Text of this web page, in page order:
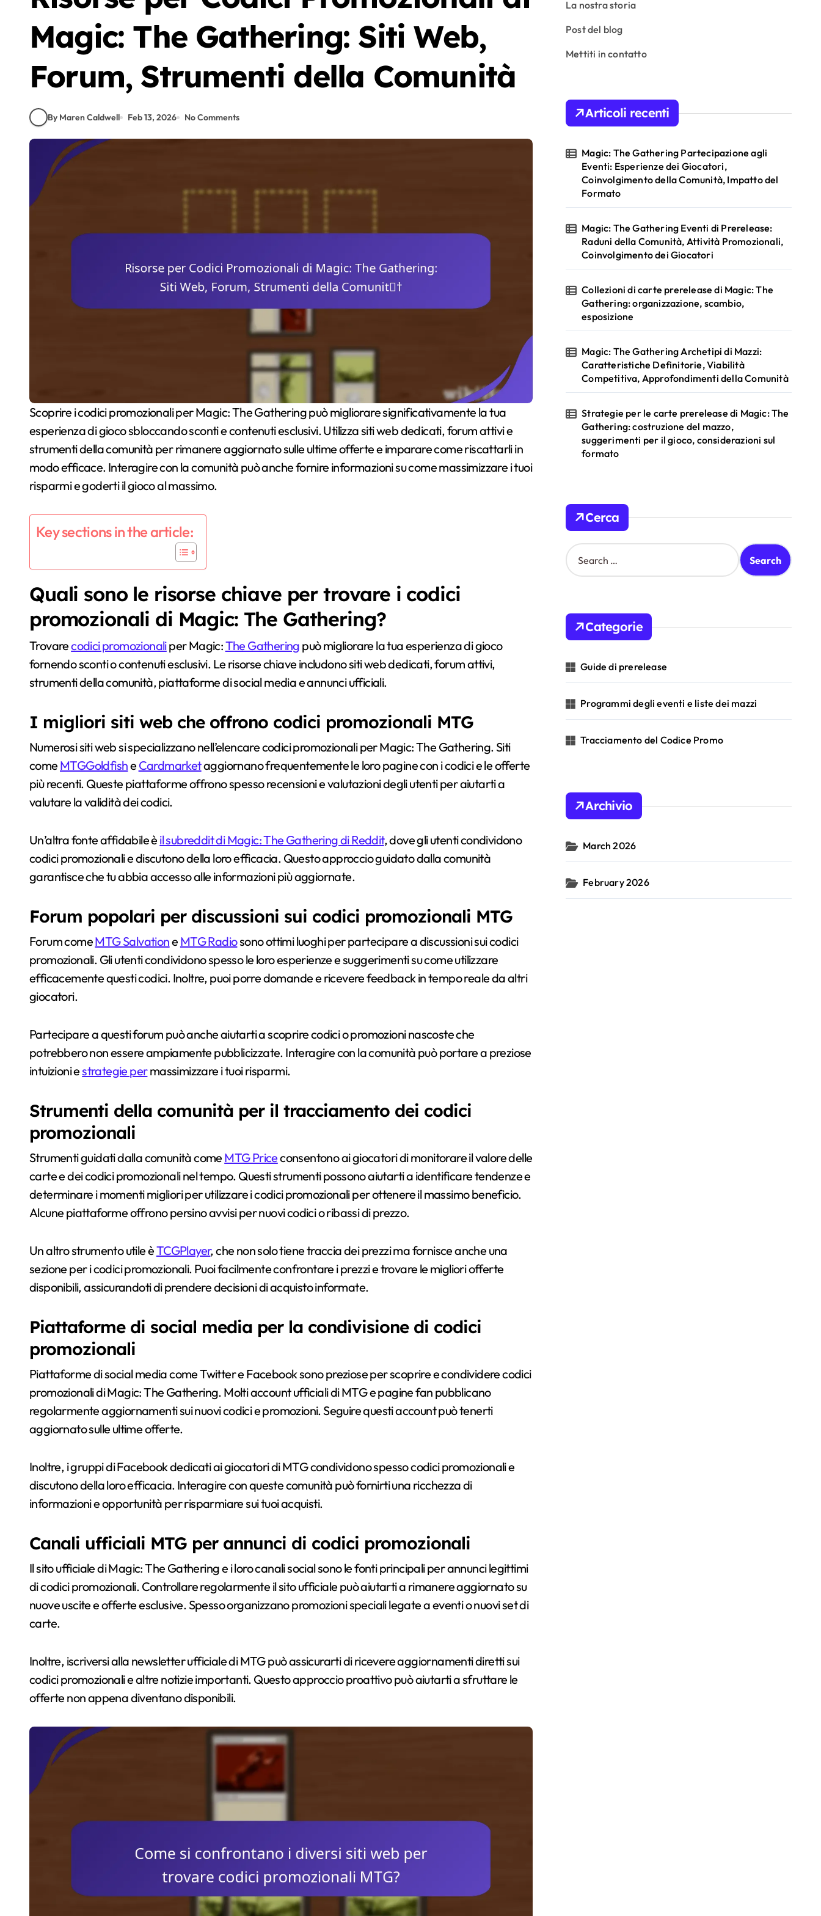
Magic: The Gathering: Siti Web,
Forum, Strumenti della Comunità
By Maren Caldwell Feb 13, 2026 No Comments
Scoprire i codici promozionali per Magic: The Gathering può migliorare significativamente la tua
esperienza di gioco sbloccando sconti e contenuti esclusivi. Utilizza siti web dedicati, forum attivi e
strumenti della comunità per rimanere aggiornato sulle ultime offerte e imparare come riscattarli in
modo efficace. Interagire con la comunità può anche fornire informazioni su come massimizzare i tuoi
risparmi e goderti il gioco al massimo.
Key sections in the article:
Quali sono le risorse chiave per trovare i codici
promozionali di Magic: The Gathering?
Trovarecodici promozionaliper Magic:The Gathering può migliorare la tua esperienza di gioco
fornendo sconti o contenuti esclusivi. Le risorse chiave includono siti web dedicati, forum attivi,
strumenti della comunità, piattaforme di social media e annunci ufficiali.
I migliori siti web che offrono codici promozionali MTG
Numerosi siti web si specializzano nell’elencare codici promozionali per Magic: The Gathering. Siti
come MTGGoldfishe Cardmarketaggiornano frequentemente le loro pagine con i codici e le offerte
più recenti. Queste piattaforme offrono spesso recensioni e valutazioni degli utenti per aiutarti a
valutare la validità dei codici.
Un’altra fonte affidabile è il subreddit di Magic: The Gathering di Reddit, dove gli utenti condividono
codici promozionali e discutono della loro efficacia. Questo approccio guidato dalla comunità
garantisce che tu abbia accesso alle informazioni più aggiornate.
Forum popolari per discussioni sui codici promozionali MTG
Forum comeMTG Salvatione MTG Radiosono ottimi luoghi per partecipare a discussioni sui codici
promozionali. Gli utenti condividono spesso le loro esperienze e suggerimenti su come utilizzare
efficacemente questi codici. Inoltre, puoi porre domande e ricevere feedback in tempo reale da altri
giocatori.
Partecipare a questi forum può anche aiutarti a scoprire codici o promozioni nascoste che
potrebbero non essere ampiamente pubblicizzate. Interagire con la comunità può portare a preziose
intuizioni estrategie permassimizzare i tuoi risparmi.
Strumenti della comunità per il tracciamento dei codici
promozionali
Strumenti guidati dalla comunità come MTG Priceconsentono ai giocatori di monitorare il valore delle
carte e dei codici promozionali nel tempo. Questi strumenti possono aiutarti a identificare tendenze e
determinare i momenti migliori per utilizzare i codici promozionali per ottenere il massimo beneficio.
Alcune piattaforme offrono persino avvisi per nuovi codici o ribassi di prezzo.
Un altro strumento utile èTCGPlayer, che non solo tiene traccia dei prezzi ma fornisce anche una
sezione per i codici promozionali. Puoi facilmente confrontare i prezzi e trovare le migliori offerte
disponibili, assicurandoti di prendere decisioni di acquisto informate.
Piattaforme di social media per la condivisione di codici
promozionali
Piattaforme di social media come Twitter e Facebook sono preziose per scoprire e condividere codici
promozionali di Magic: The Gathering. Molti account ufficiali di MTG e pagine fan pubblicano
regolarmente aggiornamenti sui nuovi codici e promozioni. Seguire questi account può tenerti
aggiornato sulle ultime offerte.
Inoltre, i gruppi di Facebook dedicati ai giocatori di MTG condividono spesso codici promozionali e
discutono della loro efficacia. Interagire con queste comunità può fornirti una ricchezza di
informazioni e opportunità per risparmiare sui tuoi acquisti.
Canali ufficiali MTG per annunci di codici promozionali
Il sito ufficiale di Magic: The Gathering e i loro canali social sono le fonti principali per annunci legittimi
di codici promozionali. Controllare regolarmente il sito ufficiale può aiutarti a rimanere aggiornato su
nuove uscite e offerte esclusive. Spesso organizzano promozioni speciali legate a eventi o nuovi set di
carte.
Inoltre, iscriversi alla newsletter ufficiale di MTG può assicurarti di ricevere aggiornamenti diretti sui
codici promozionali e altre notizie importanti. Questo approccio proattivo può aiutarti a sfruttare le
offerte non appena diventano disponibili.
La nostra storia
Post del blog
Mettiti in contatto
Articoli recenti
Magic: The Gathering Partecipazione agli
Eventi: Esperienze dei Giocatori,
Coinvolgimento della Comunità, Impatto del
Formato
Magic: The Gathering Eventi di Prerelease:
Raduni della Comunità, Attività Promozionali,
Coinvolgimento dei Giocatori
Collezioni di carte prerelease di Magic: The
Gathering: organizzazione, scambio,
esposizione
Magic: The Gathering Archetipi di Mazzi:
Caratteristiche Definitorie, Viabilità
Competitiva, Approfondimenti della Comunità
Strategie per le carte prerelease di Magic: The
Gathering: costruzione del mazzo,
suggerimenti per il gioco, considerazioni sul
formato
Cerca
S
e
h
o
:
Categorie
Guide di prerelease
Programmi degli eventi e liste dei mazzi
Tracciamento del Codice Promo
Archivio
March 2026
February 2026